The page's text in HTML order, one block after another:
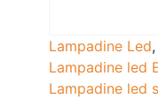
Lampadine Led,
Lampadine led
Lampadine led